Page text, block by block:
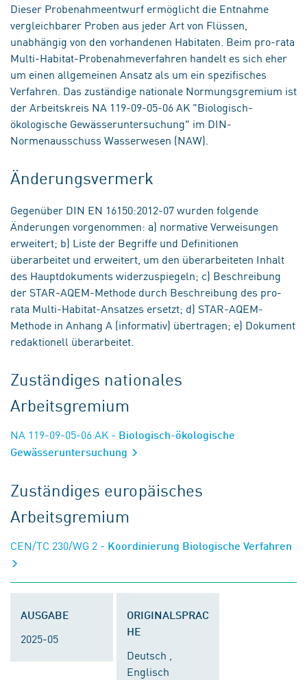
Dieser Probenahmeentwurf ermöglicht die Entnahme
vergleichbarer Proben aus jeder Art von Flüssen,
unabhängig von den vorhandenen Habitaten. Beim pro-rata
Multi-Habitat-Probenahmeverfahren handelt es sich eher
um einen allgemeinen Ansatz als um ein spezifisches
Verfahren. Das zuständige nationale Normungsgremium ist
der Arbeitskreis NA 119-09-05-06 AK "Biologisch-
ökologische Gewässeruntersuchung" im DIN-
Normenausschuss Wasserwesen (NAW).
Änderungsvermerk
Gegenüber DIN EN 16150:2012-07 wurden folgende
Änderungen vorgenommen: a) normative Verweisungen
erweitert; b) Liste der Begriffe und Definitionen
überarbeitet und erweitert, um den überarbeiteten Inhalt
des Hauptdokuments widerzuspiegeln; c) Beschreibung
der STAR-AQEM-Methode durch Beschreibung des pro-
rata Multi-Habitat-Ansatzes ersetzt; d) STAR-AQEM-
Methode in Anhang A (informativ) übertragen; e) Dokument
redaktionell überarbeitet.
Zuständiges nationales
Arbeitsgremium
NA 119-09-05-06 AK - Biologisch-ökologische
Gewässeruntersuchung
Zuständiges europäisches
Arbeitsgremium
CEN/TC 230/WG 2 - Koordinierung Biologische Verfahren
AUSGABE
2025-05
ORIGINALSPRAC
HE
Deutsch ,
Englisch